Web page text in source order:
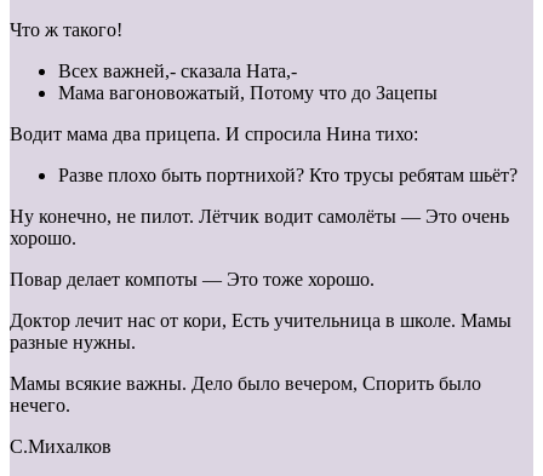
Что ж такого!
Всех важней,- сказала Ната,-
Мама вагоновожатый, Потому что до Зацепы
Водит мама два прицепа. И спросила Нина тихо:
Разве плохо быть портнихой? Кто трусы ребятам шьёт?
Ну конечно, не пилот. Лётчик водит самолёты — Это очень
хорошо.
Повар делает компоты — Это тоже хорошо.
Доктор лечит нас от кори, Есть учительница в школе. Мамы
разные нужны.
Мамы всякие важны. Дело было вечером, Спорить было
нечего.
С.Михалков